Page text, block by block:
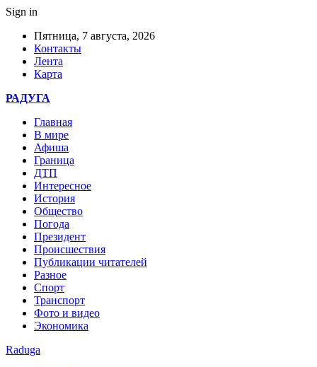
Sign in
Пятница, 7 августа, 2026
Контакты
Лента
Карта
РАДУГА
Главная
В мире
Афиша
Граница
ДТП
Интересное
История
Общество
Погода
Президент
Происшествия
Публикации читателей
Разное
Спорт
Транспорт
Фото и видео
Экономика
Raduga